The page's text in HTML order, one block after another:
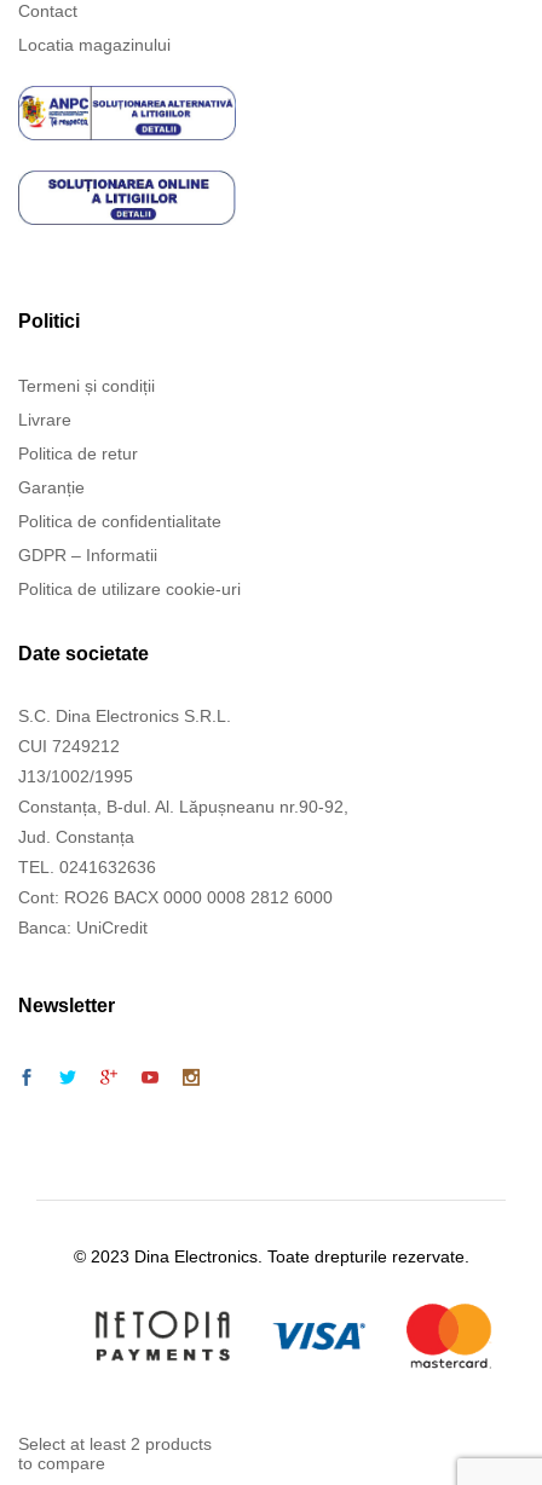
Contact
Locatia magazinului
Politici
Termeni și condiții
Livrare
Politica de retur
Garanție
Politica de confidentialitate
GDPR – Informatii
Politica de utilizare cookie-uri
Date societate
S.C. Dina Electronics S.R.L.
CUI 7249212
J13/1002/1995
Constanța, B-dul. Al. Lăpușneanu nr.90-92,
Jud. Constanța
TEL. 0241632636
Cont: RO26 BACX 0000 0008 2812 6000
Banca: UniCredit
Newsletter
© 2023 Dina Electronics. Toate drepturile rezervate.
Select at least 2 products
to compare